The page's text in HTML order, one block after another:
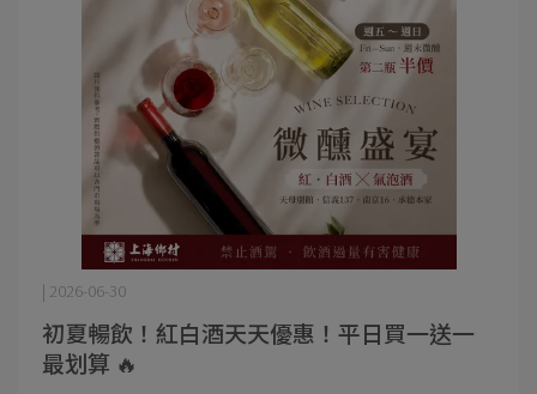
初夏暢飲！紅白酒天天優惠！平日買一送一
最划算 🔥
| 2026-06-30